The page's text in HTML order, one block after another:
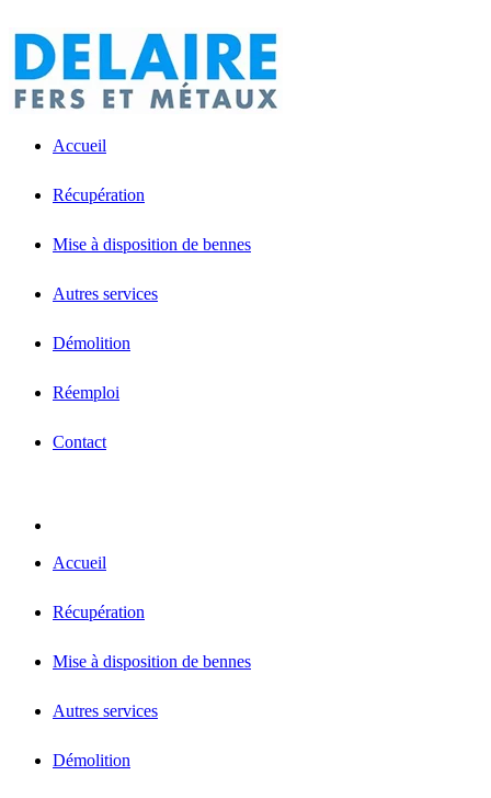
Accueil
Récupération
Mise à disposition de bennes
Autres services
Démolition
Réemploi
Contact
Accueil
Récupération
Mise à disposition de bennes
Autres services
Démolition